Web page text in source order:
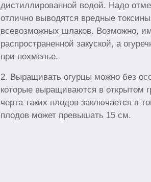
дистиллированной водой. Надо
отлично выводятся вредные
всевозможных шлаков. Возможно,
распространенной закуской, а
при похмелье.
2. Выращивать огурцы можно без
которые выращиваются в открытом
черта таких плодов заключается в
плодов может превышать 15 см.